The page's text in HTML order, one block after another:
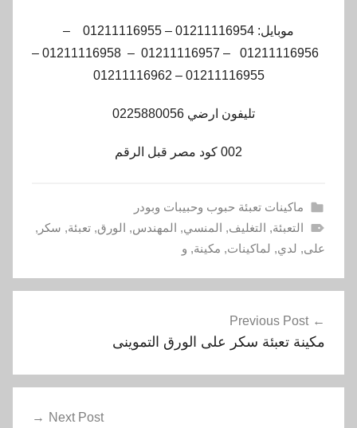
موبايل: 01211116954 – 01211116955 –
01211116956 – 01211116957 – 01211116958 –
01211116955 – 01211116962
تليفون ارضي 0225880056
002 كود مصر قبل الرقم
ماكينات تعبئة حبوب وحبيبات وبودر
التعبئة, التغليف, المنسي, المهندس, الورق,تعبئة, سكر ,
على, لدي, لماكينات, مكينة, و
المقالات
Previous Post
مكينة تعبئة سكر على الورق التموينى
Next Post